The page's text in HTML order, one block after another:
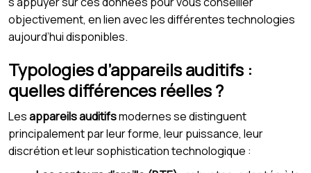
objectivement, en lien avec les différentes technologies
aujourd’hui disponibles.
Typologies d’appareils auditifs :
quelles différences réelles ?
Lesappareils auditifsmodernes se distinguent
principalement par leur forme, leur puissance, leur
discrétion et leur sophistication technologique :